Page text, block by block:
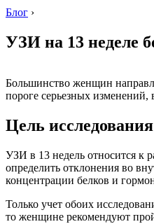
Блог ›
УЗИ на 13 неделе
Большинство женщин
пороге серьезных изменений,
Цель исследования
УЗИ в 13 недель относится к
определить отклонения во
концентрации белков и
Только учет обоих
то женщине рекомендуют